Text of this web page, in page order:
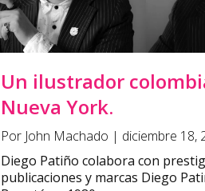
Un ilustrador
Nueva York.
Por John Machado | diciembre 18,
Diego Patiño colabora con
publicaciones y marcas Diego